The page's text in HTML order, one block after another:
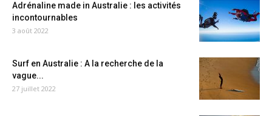
Adrénaline made in Australie : les activités
incontournables
3 août 2022
Surf en Australie : A la recherche de la
vague...
27 juillet 2022